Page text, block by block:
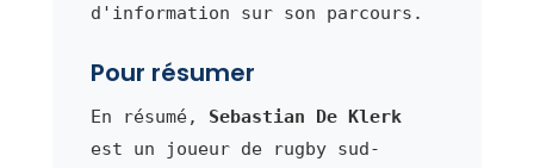
d'information sur son parcours.
Pour résumer
En résumé, Sebastian De Klerk
est un joueur de rugby sud-